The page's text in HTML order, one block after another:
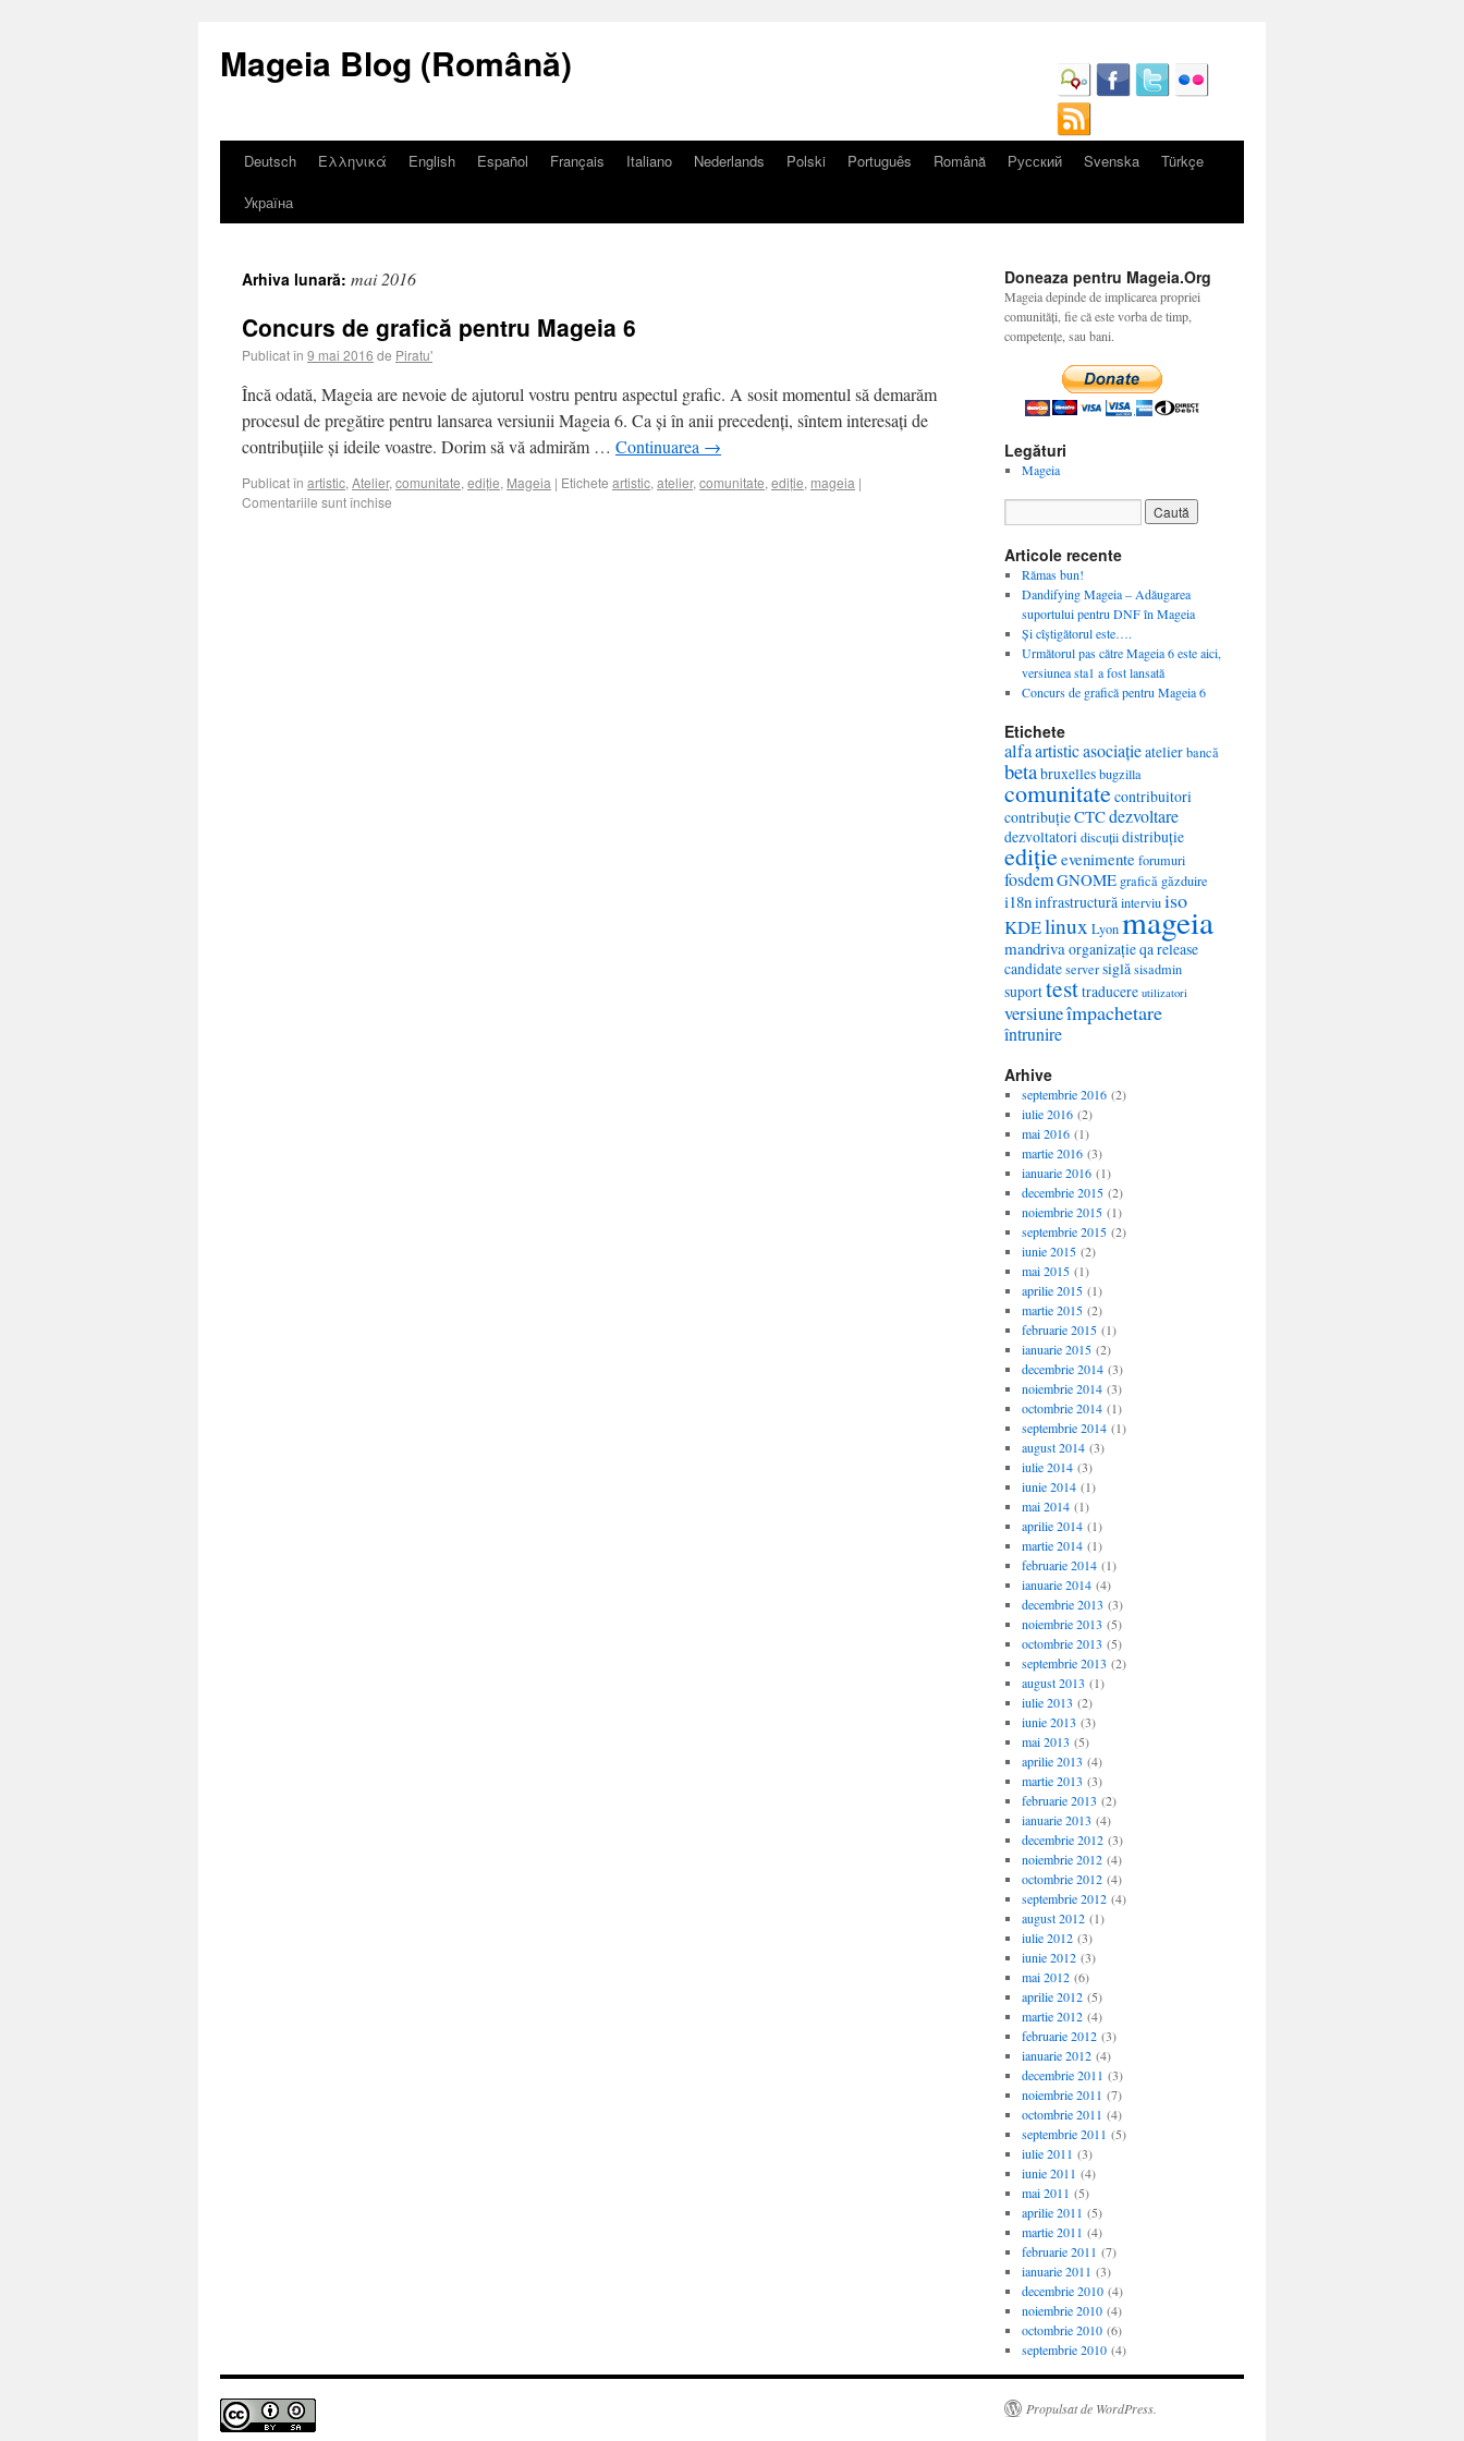
Mageia Blog (Română)
Deutsch Ελληνικά English Español Français Italiano Nederlands Polski Português Română Русский Svenska
Türkçe
Україна
Arhiva lunară: mai 2016
Concurs de grafică pentru Mageia 6
Publicat în 9 mai 2016 de Piratu'
Încă odată, Mageia are nevoie de ajutorul vostru pentru aspectul grafic. A sosit momentul să demarăm
procesul de pregătire pentru lansarea versiunii Mageia 6. Ca și în anii precedenți, sîntem interesați de
contribuțiile și ideile voastre. Dorim să vă admirăm … Continuarea →
Publicat în artistic, Atelier, comunitate, ediție, Mageia | Etichete artistic, atelier, comunitate, ediție, mageia |
Comentariile sunt închise
Doneaza pentru Mageia.Org
Mageia depinde de implicarea propriei
comunități, fie că este vorba de timp,
competențe, sau bani.
Legături
Mageia
Articole recente
Rămas bun!
Dandifying Mageia – Adăugarea
suportului pentru DNF în Mageia
Și cîștigătorul este….
Următorul pas către Mageia 6 este aici,
versiunea sta1 a fost lansată
Concurs de grafică pentru Mageia 6
Etichete
alfaartisticasociațieatelierbancă
betabruxellesbugzilla
comunitatecontribuitori
contribuțieCTCdezvoltare
dezvoltatoridiscuțiidistribuție
edițieevenimenteforumuri
fosdemGNOME grafică găzduire
i18ninfrastructurăinterviuiso
KDElinux Lyonmageia
mandrivaorganizațieqarelease
candidateserversiglăsisadmin
suporttesttraducere utilizatori
versiuneîmpachetare
întrunire
Arhive
septembrie 2016(2)
iulie 2016(2)
mai 2016(1)
martie 2016(3)
ianuarie 2016(1)
decembrie 2015(2)
noiembrie 2015(1)
septembrie 2015(2)
iunie 2015(2)
mai 2015(1)
aprilie 2015(1)
martie 2015(2)
februarie 2015(1)
ianuarie 2015(2)
decembrie 2014(3)
noiembrie 2014(3)
octombrie 2014(1)
septembrie 2014(1)
august 2014(3)
iulie 2014(3)
iunie 2014(1)
mai 2014(1)
aprilie 2014(1)
martie 2014(1)
februarie 2014(1)
ianuarie 2014(4)
decembrie 2013 (3)
noiembrie 2013 (5)
octombrie 2013 (5)
septembrie 2013 (2)
august 2013 (1)
iulie 2013 (2)
iunie 2013 (3)
mai 2013 (5)
aprilie 2013 (4)
martie 2013 (3)
februarie 2013 (2)
ianuarie 2013 (4)
decembrie 2012(3)
noiembrie 2012(4)
octombrie 2012(4)
septembrie 2012(4)
august 2012(1)
iulie 2012(3)
iunie 2012(3)
mai 2012(6)
aprilie 2012(5)
martie 2012(4)
februarie 2012(3)
ianuarie 2012(4)
decembrie 2011 (3)
noiembrie 2011 (7)
octombrie 2011 (4)
septembrie 2011 (5)
iulie 2011 (3)
iunie 2011 (4)
mai 2011 (5)
aprilie 2011 (5)
martie 2011 (4)
februarie 2011 (7)
ianuarie 2011 (3)
decembrie 2010(4)
noiembrie 2010(4)
octombrie 2010(6)
septembrie 2010(4)
Propulsat de WordPress.